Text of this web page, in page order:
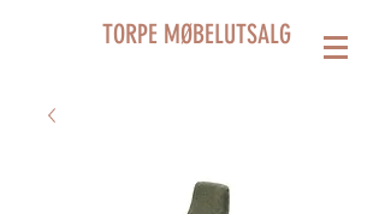
TORPE MØBELUTSALG